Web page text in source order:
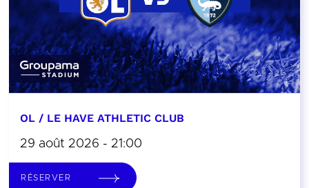
OL / LE HAVE ATHLETIC CLUB
29 août 2026 - 21:00
RÉSERVER